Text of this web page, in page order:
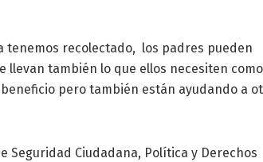
tenemos recolectado, los padres pueden
llevan también lo que ellos necesiten como
pero también están ayudando a
Seguridad Ciudadana, Política y Derechos